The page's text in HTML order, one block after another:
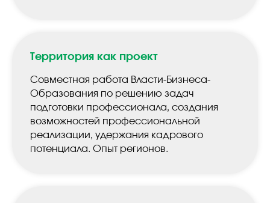
Территория как проект
Совместная работа Власти-Бизнеса-
Образования по решению задач
подготовки профессионала, создания
возможностей профессиональной
реализации, удержания кадрового
потенциала. Опыт регионов.